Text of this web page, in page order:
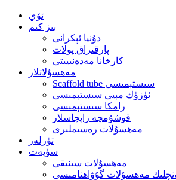
ئۆي
بىز كىم
دۇنيا ئېكرانى
پارقىراق پولات
كارخانا مەدەنىيىتى
مەھسۇلاتلار
Scaffold tube سىستېمىسى
ئۈزۈك مېيى سىستېمىسى
رامكا سىستېمىسى
قوشۇمچە زاپچاسلار
مەھسۇلات رەسىملىرى
تۈرلەر
سۈپەت
مەھسۇلات سىنىقى
مەھسۇلات گۇۋاھنامىسى